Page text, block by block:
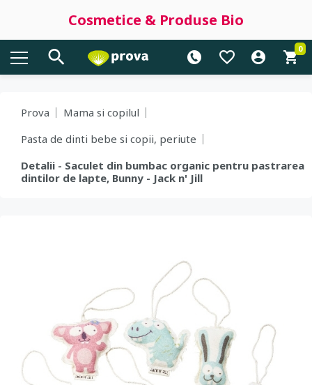
Cosmetice & Produse Bio
0
Prova
Mama si copilul
Pasta de dinti bebe si copii, periute
Detalii - Saculet din bumbac organic pentru pastrarea
dintilor de lapte, Bunny - Jack n' Jill